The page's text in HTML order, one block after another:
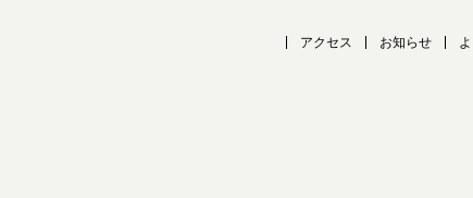
アクセス お知らせ